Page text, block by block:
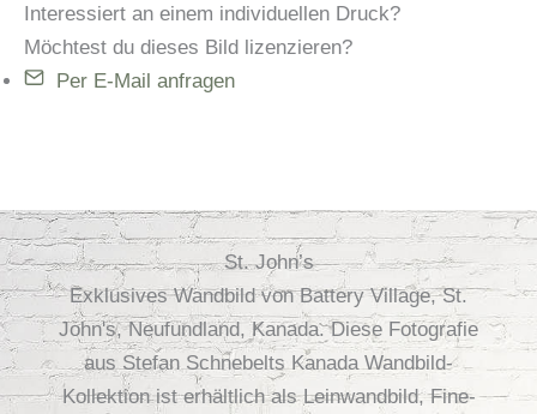
Interessiert an einem individuellen Druck?
Möchtest du dieses Bild lizenzieren?
Per E-Mail anfragen
St. John’s
Exklusives Wandbild von Battery Village, St.
John's, Neufundland, Kanada. Diese Fotografie
aus Stefan Schnebelts Kanada Wandbild-
Kollektion ist erhältlich als Leinwandbild, Fine-